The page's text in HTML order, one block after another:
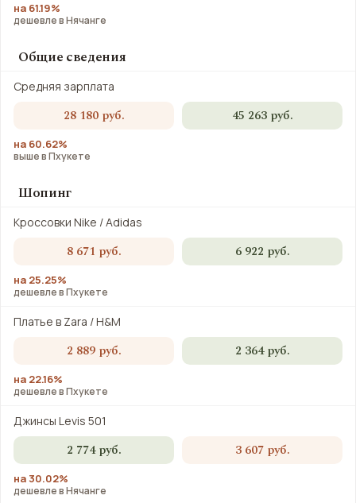
на 61.19%
дешевле в Нячанге
Общие сведения
Средняя зарплата
28 180 руб. 45 263 руб.
на 60.62%
выше в Пхукете
Шопинг
Кроссовки Nike / Adidas
8 671 руб. 6 922 руб.
на 25.25%
дешевле в Пхукете
Платье в Zara / H&M
2 889 руб. 2 364 руб.
на 22.16%
дешевле в Пхукете
Джинсы Levis 501
2 774 руб. 3 607 руб.
на 30.02%
дешевле в Нячанге